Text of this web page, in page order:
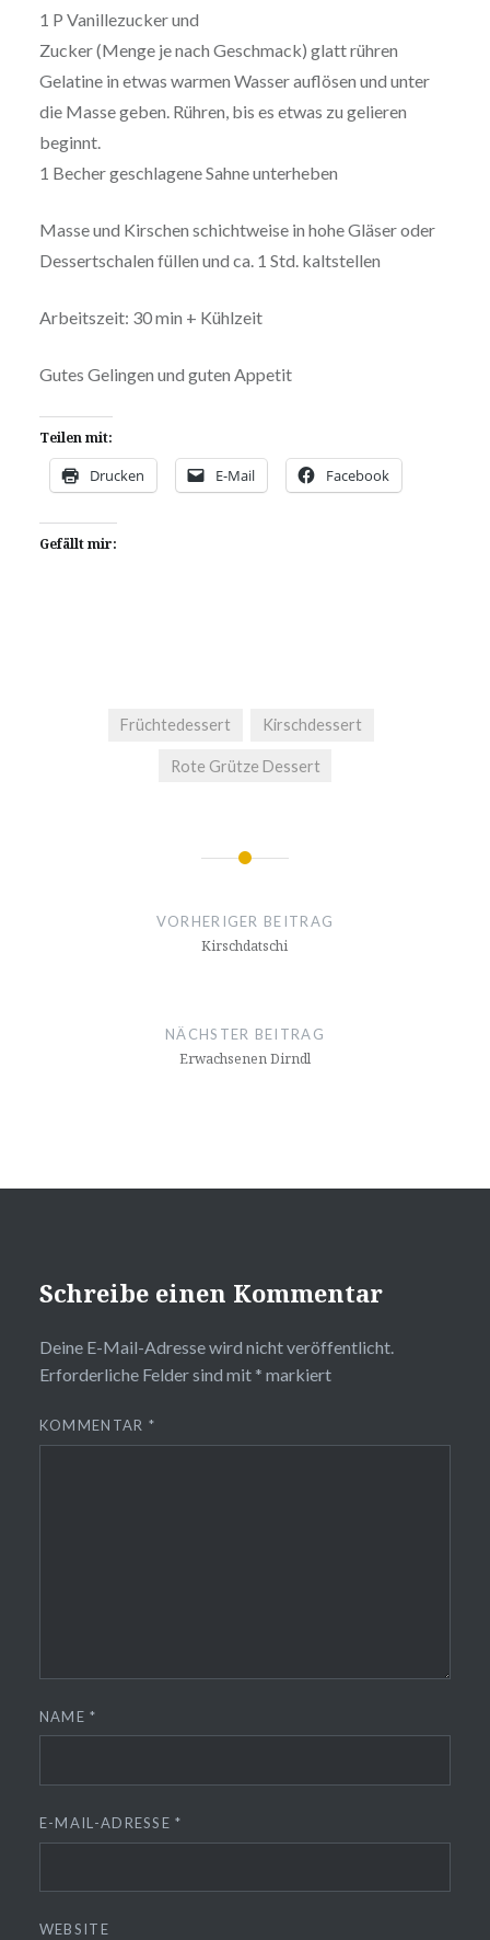
1 P Vanillezucker und
Zucker (Menge je nach Geschmack) glatt rühren
Gelatine in etwas warmen Wasser auflösen und unter
die Masse geben. Rühren, bis es etwas zu gelieren
beginnt.
1 Becher geschlagene Sahne unterheben
Masse und Kirschen schichtweise in hohe Gläser oder
Dessertschalen füllen und ca. 1 Std. kaltstellen
Arbeitszeit: 30 min + Kühlzeit
Gutes Gelingen und guten Appetit
Teilen mit:
Drucken E-Mail Facebook
Gefällt mir:
Früchtedessert Kirschdessert
Rote Grütze Dessert
Beitragsnavigation
VORHERIGER BEITRAG
Kirschdatschi
NÄCHSTER BEITRAG
Erwachsenen Dirndl
Schreibe einen Kommentar
Deine E-Mail-Adresse wird nicht veröffentlicht.
Erforderliche Felder sind mit * markiert
KOMMENTAR *
NAME*
E-MAIL-ADRESSE*
WEBSITE